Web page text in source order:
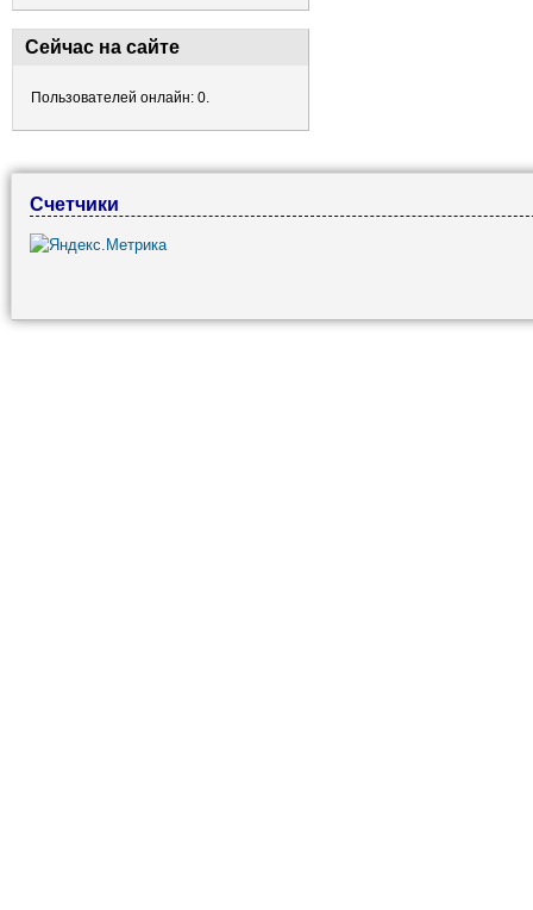
Сейчас на сайте
Пользователей онлайн: 0.
Счетчики